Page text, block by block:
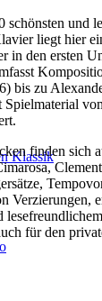
Klassik
schönsten und
liegt hier
in den ersten
bis zu
Spielmaterial
finden sich
Verzierungen,
für den